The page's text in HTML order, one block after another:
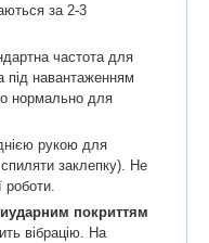
за 2-3
частота для
під навантаженням
нормально для
рукою для
заклепку). Не
роботи.
покриттям
вібрацію. На